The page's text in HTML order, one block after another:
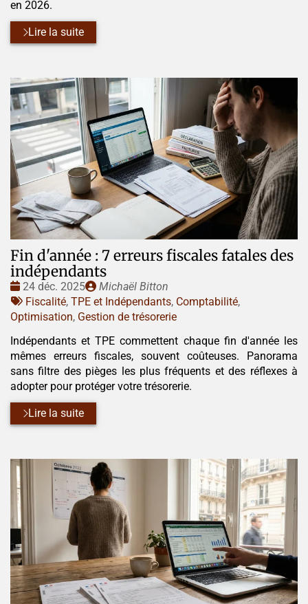
en 2026.
Lire la suite
Fin d'année : 7 erreurs fiscales fatales des
indépendants
Date
:
24 déc. 2025
Publié
par
Michaël Bitton
Tags
:
Fiscalité, TPE et Indépendants, Comptabilité,
Optimisation, Gestion de trésorerie
Indépendants et TPE commettent chaque fin d'année les
mêmes erreurs fiscales, souvent coûteuses. Panorama
sans filtre des pièges les plus fréquents et des réflexes à
adopter pour protéger votre trésorerie.
Lire la suite